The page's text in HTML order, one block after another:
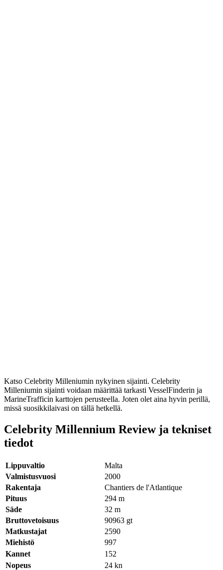
Katso Celebrity Milleniumin nykyinen sijainti. Celebrity
Milleniumin sijainti voidaan määrittää tarkasti VesselFinderin ja
MarineTrafficin karttojen perusteella. Joten olet aina hyvin perillä,
missä suosikkilaivasi on tällä hetkellä.
Celebrity Millennium Review ja tekniset
tiedot
Lippuvaltio
Malta
Valmistusvuosi
2000
Rakentaja
Chantiers de l'Atlantique
Pituus
294 m
Säde
32 m
Bruttovetoisuus
90963 gt
Matkustajat
2590
Miehistö
997
Kannet
152
Nopeus
24 kn